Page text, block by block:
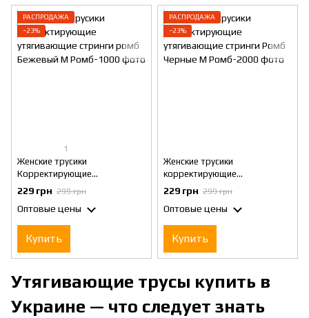
РАСПРОДАЖА
−23%
1
Женские трусики
Корректирующие
утягивающие стринги ромб
Бежевый М
229 грн 299 грн
Оптовые цены
Купить
РАСПРОДАЖА
−23%
Женские трусики
корректирующие
утягивающие стринги Ромб
Черные М
229 грн 299 грн
Оптовые цены
Купить
Утягивающие трусы купить в
Украине — что следует знать